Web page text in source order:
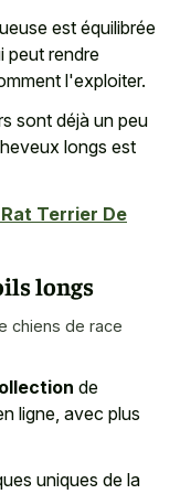
est équilibrée
peut rendre
l'exploiter.
sont déjà un peu
longs est
Terrier De
longs
chiens de race
de
ligne, avec plus
uniques de la